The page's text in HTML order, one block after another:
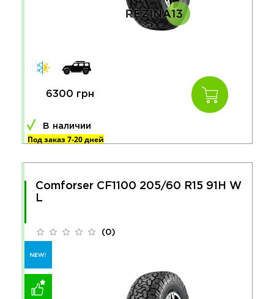
6300 грн
В наличии
Под заказ 7-20 дней
Comforser CF1100 205/60 R15 91H W
L
(0)